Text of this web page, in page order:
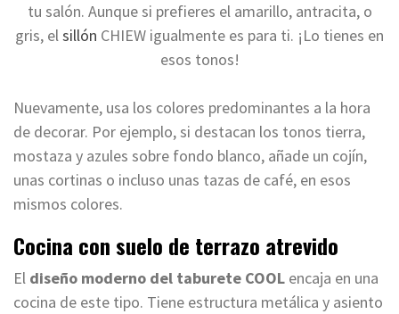
tu salón. Aunque si prefieres el amarillo, antracita, o
gris, elsillón CHIEW igualmente es para ti. ¡Lo tienes en
esos tonos!
Nuevamente, usa los colores predominantes a la hora
de decorar. Por ejemplo, si destacan los tonos tierra,
mostaza y azules sobre fondo blanco, añade un cojín,
unas cortinas o incluso unas tazas de café, en esos
mismos colores.
Cocina con suelo de terrazo atrevido
El diseño moderno del taburete COOL encaja en una
cocina de este tipo. Tiene estructura metálica y asiento